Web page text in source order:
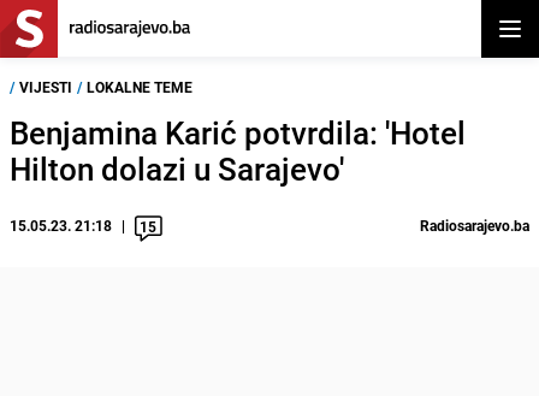
/ VIJESTI / LOKALNE TEME
Benjamina Karić potvrdila: 'Hotel
Hilton dolazi u Sarajevo'
15.05.23. 21:18 15 Radiosarajevo.ba